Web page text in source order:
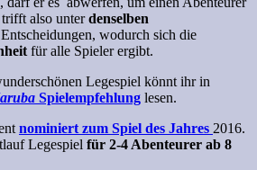
also unterdenselben
wodurch sich die
für alle Spieler ergibt.
Legespiel könnt ihr in
Spielempfehlung lesen.
nominiert zum Spiel des Jahres 2016.
Legespiel für 2-4 Abenteurer ab 8